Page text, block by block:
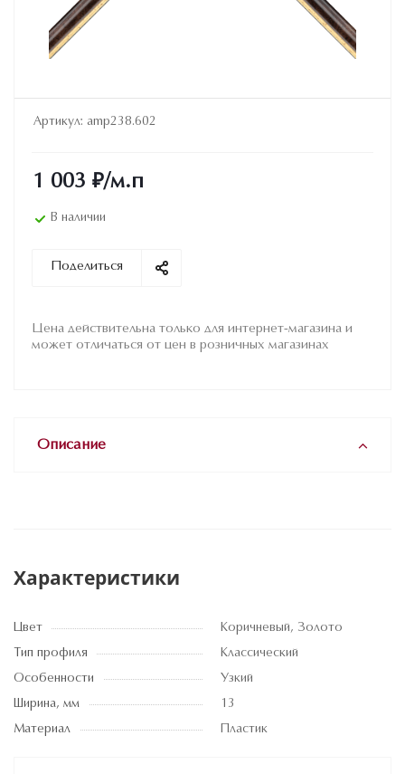
Артикул: amp238.602
1 003 ₽/м.п
В наличии
Поделиться
Цена действительна только для интернет-магазина и
может отличаться от цен в розничных магазинах
Описание
Характеристики
Цвет
Коричневый, Золото
Тип профиля
Классический
Особенности
Узкий
Ширина, мм
13
Материал
Пластик